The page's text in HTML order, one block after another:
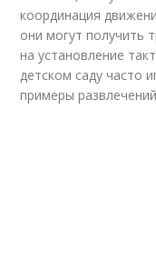
координация
они могут получить
на установление
детском саду часто
примеры